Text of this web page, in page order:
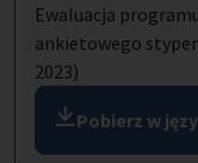
Ewaluacja
ankietowego
2023)
Pobierz w